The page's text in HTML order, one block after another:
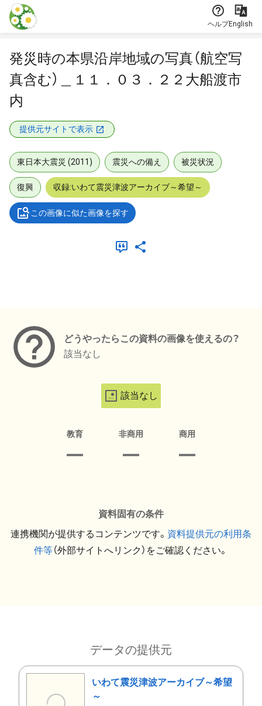
本文に飛ぶ
ヘルプEnglish
発災時の本県沿岸地域の写真（航空写
真含む）＿１１．０３．２２大船渡市
内
提供元サイトで表示
東日本大震災 (2011) 震災への備え 被災状況
復興 収録:いわて震災津波アーカイブ～希望～
この画像に似た画像を探す
どうやったらこの資料の画像を使えるの？
該当なし
該当なし
教育 非商用 商用
資料固有の条件
連携機関が提供するコンテンツです。 資料提供元の利用条
件等（外部サイトへリンク）をご確認ください。
データの提供元
いわて震災津波アーカイブ～希望
～